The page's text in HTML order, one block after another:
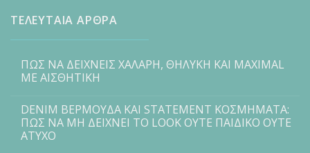
ΤΕΛΕΥΤΑΙΑ ΑΡΘΡΑ
ΠΩΣ ΝΑ ΔΕΙΧΝΕΙΣ ΧΑΛΑΡΗ, ΘΗΛΥΚΗ ΚΑΙ MAXIMAL
ΜΕ ΑΙΣΘΗΤΙΚΗ
DENIM ΒΕΡΜΟΥΔΑ ΚΑΙ STATEMENT ΚΟΣΜΗΜΑΤΑ:
ΠΩΣ ΝΑ ΜΗ ΔΕΙΧΝΕΙ ΤΟ LOOK ΟΥΤΕ ΠΑΙΔΙΚΟ ΟΥΤΕ
ΑΤΥΧΟ